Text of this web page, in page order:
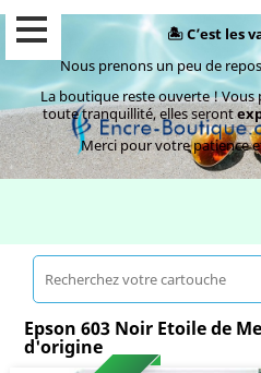
🏝️ C’est les
Nous prenons un peu de
La boutique reste ouverte ! Vous
toute tranquillité, elles seront
Merci pour votre patience
Epson 603 Noir Etoile de
d'origine